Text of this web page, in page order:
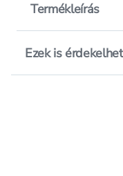
Termékleírás
Ezek is